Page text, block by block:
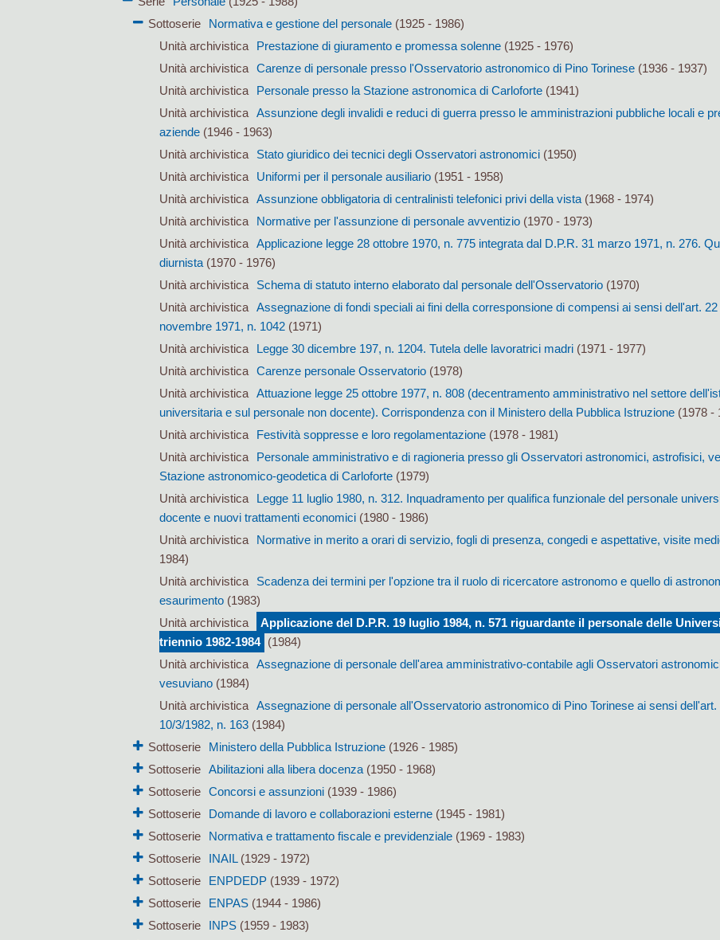
Sottoserie
Normativa e gestione del personale (1925 - 1986)
Unità archivistica
Prestazione di giuramento e promessa solenne(1925 - 1976)
Unità archivistica
Carenze di personale presso l'Osservatorio astronomico di Pino Torinese(1936 - 1937)
Unità archivistica
Personale presso la Stazione astronomica di Carloforte(1941)
Unità archivistica
Assunzione degli invalidi e reduci di guerra presso le amministrazioni pubbliche locali e
aziende(1946 - 1963)
Unità archivistica
Stato giuridico dei tecnici degli Osservatori astronomici(1950)
Unità archivistica
Uniformi per il personale ausiliario(1951 - 1958)
Unità archivistica
Assunzione obbligatoria di centralinisti telefonici privi della vista(1968 - 1974)
Unità archivistica
Normative per l'assunzione di personale avventizio(1970 - 1973)
Unità archivistica
Applicazione legge 28 ottobre 1970, n. 775 integrata dal D.P.R. 31 marzo 1971, n. 276.
diurnista(1970 - 1976)
Unità archivistica
Schema di statuto interno elaborato dal personale dell'Osservatorio(1970)
Unità archivistica
Assegnazione di fondi speciali ai fini della corresponsione di compensi ai sensi dell'art. 22
novembre 1971, n. 1042(1971)
Unità archivistica
Legge 30 dicembre 197, n. 1204. Tutela delle lavoratrici madri(1971 - 1977)
Unità archivistica
Carenze personale Osservatorio(1978)
Unità archivistica
Attuazione legge 25 ottobre 1977, n. 808 (decentramento amministrativo nel settore
universitaria e sul personale non docente). Corrispondenza con il Ministero della Pubblica Istruzione(1978 -
Unità archivistica
Festività soppresse e loro regolamentazione(1978 - 1981)
Unità archivistica
Personale amministrativo e di ragioneria presso gli Osservatori astronomici, astrofisici,
Stazione astronomico-geodetica di Carloforte(1979)
Unità archivistica
Legge 11 luglio 1980, n. 312. Inquadramento per qualifica funzionale del personale
docente e nuovi trattamenti economici(1980 - 1986)
Unità archivistica
Normative in merito a orari di servizio, fogli di presenza, congedi e aspettative, visite
1984)
Unità archivistica
Scadenza dei termini per l'opzione tra il ruolo di ricercatore astronomo e quello di
esaurimento(1983)
Unità archivistica
Applicazione del D.P.R. 19 luglio 1984, n. 571 riguardante il personale delle
triennio 1982-1984
(1984)
Unità archivistica
Assegnazione di personale dell'area amministrativo-contabile agli Osservatori
vesuviano(1984)
Unità archivistica
Assegnazione di personale all'Osservatorio astronomico di Pino Torinese ai sensi dell'art.
10/3/1982, n. 163(1984)
Sottoserie
Ministero della Pubblica Istruzione (1926 - 1985)
Sottoserie
Abilitazioni alla libera docenza (1950 - 1968)
Sottoserie
Concorsi e assunzioni (1939 - 1986)
Sottoserie
Domande di lavoro e collaborazioni esterne (1945 - 1981)
Sottoserie
Normativa e trattamento fiscale e previdenziale (1969 - 1983)
Sottoserie
INAIL(1929 - 1972)
Sottoserie
ENPDEDP (1939 - 1972)
Sottoserie
ENPAS (1944 - 1986)
Sottoserie
INPS (1959 - 1983)